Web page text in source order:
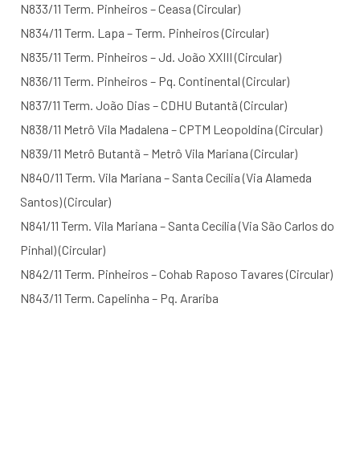
N833/11 Term. Pinheiros – Ceasa (Circular)
N834/11 Term. Lapa – Term. Pinheiros (Circular)
N835/11 Term. Pinheiros – Jd. João XXIII (Circular)
N836/11 Term. Pinheiros – Pq. Continental (Circular)
N837/11 Term. João Dias – CDHU Butantã (Circular)
N838/11 Metrô Vila Madalena – CPTM Leopoldina (Circular)
N839/11 Metrô Butantã – Metrô Vila Mariana (Circular)
N840/11 Term. Vila Mariana – Santa Cecília (Via Alameda
Santos) (Circular)
N841/11 Term. Vila Mariana – Santa Cecília (Via São Carlos do
Pinhal) (Circular)
N842/11 Term. Pinheiros – Cohab Raposo Tavares (Circular)
N843/11 Term. Capelinha – Pq. Arariba